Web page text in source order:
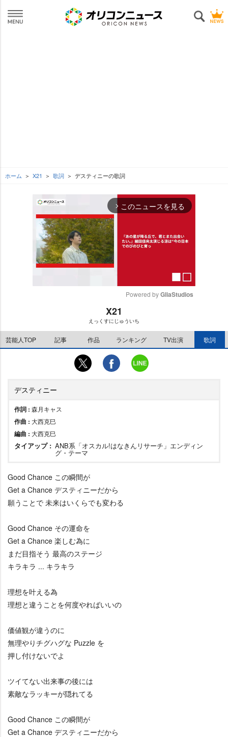
ホーム X21 歌詞 デスティニーの歌詞
arrow_forward_ios このニュースを見る
Powered by GliaStudios
X21
えっくすにじゅういち
芸能人TOP 記事 作品 ランキング TV出演 歌詞
デスティニー
作詞 : 森月キャス
作曲 : 大西克巳
編曲 : 大西克巳
タイアップ : ANB系「オスカル!はなきんリサーチ」エンディン
グ・テーマ
Good Chance この瞬間が
Get a Chance デスティニーだから
願うことで 未来はいくらでも変わる
Good Chance その運命を
Get a Chance 楽しむ為に
まだ目指そう 最高のステージ
キラキラ ... キラキラ
理想を叶える為
理想と違うことを何度やればいいの
価値観が違うのに
無理やりチグハグな Puzzle を
押し付けないでよ
ツイてない出来事の後には
素敵なラッキーが隠れてる
Good Chance この瞬間が
Get a Chance デスティニーだから